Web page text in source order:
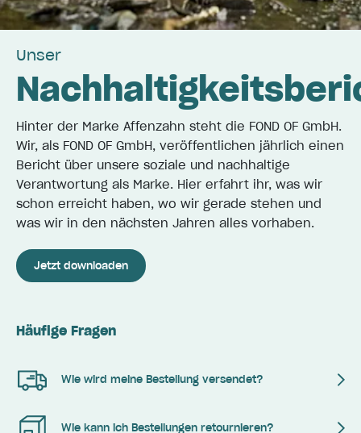
Unser
Hinter der Marke Affenzahn steht die FOND OF GmbH.
Wir, als FOND OF GmbH, veröffentlichen jährlich einen
Bericht über unsere soziale und nachhaltige
Verantwortung als Marke. Hier erfahrt ihr, was wir
schon erreicht haben, wo wir gerade stehen und
was wir in den nächsten Jahren alles vorhaben.
Jetzt downloaden
Häufige Fragen
Wie wird meine Bestellung versendet?
Wie kann ich Bestellungen retournieren?